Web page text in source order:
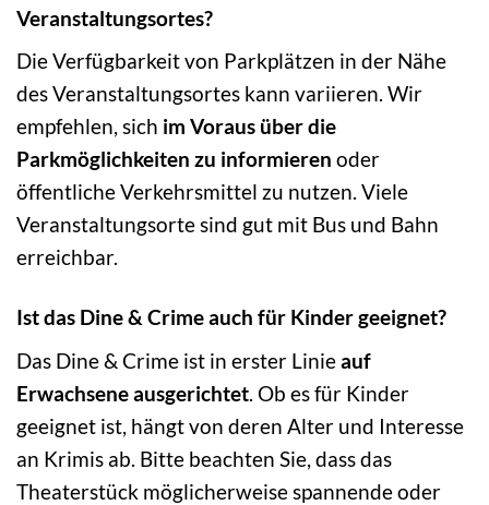
Veranstaltungsortes?
Die Verfügbarkeit von Parkplätzen in der Nähe
des Veranstaltungsortes kann variieren. Wir
empfehlen, sich im Voraus über die
Parkmöglichkeiten zu informieren oder
öffentliche Verkehrsmittel zu nutzen. Viele
Veranstaltungsorte sind gut mit Bus und Bahn
erreichbar.
Ist das Dine & Crime auch für Kinder geeignet?
Das Dine & Crime ist in erster Linieauf
Erwachsene ausgerichtet. Ob es für Kinder
geeignet ist, hängt von deren Alter und Interesse
an Krimis ab. Bitte beachten Sie, dass das
Theaterstück möglicherweise spannende oder